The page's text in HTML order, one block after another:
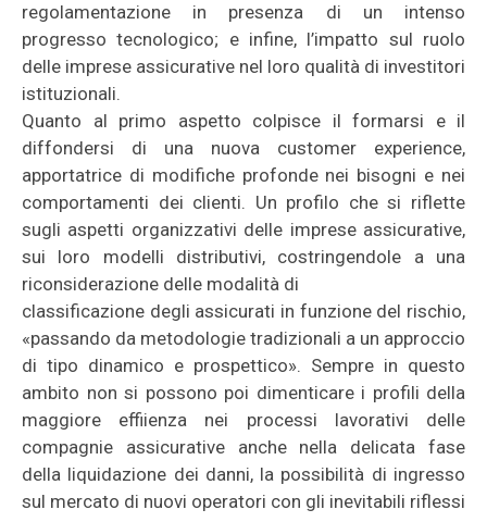
regolamentazione in presenza di un intenso
progresso tecnologico; e infine, l’impatto sul ruolo
delle imprese assicurative nel loro qualità di investitori
istituzionali.
Quanto al primo aspetto colpisce il formarsi e il
diffondersi di una nuova customer experience,
apportatrice di modifiche profonde nei bisogni e nei
comportamenti dei clienti. Un profilo che si riflette
sugli aspetti organizzativi delle imprese assicurative,
sui loro modelli distributivi, costringendole a una
riconsiderazione delle modalità di
classificazione degli assicurati in funzione del rischio,
«passando da metodologie tradizionali a un approccio
di tipo dinamico e prospettico». Sempre in questo
ambito non si possono poi dimenticare i profili della
maggiore effiienza nei processi lavorativi delle
compagnie assicurative anche nella delicata fase
della liquidazione dei danni, la possibilità di ingresso
sul mercato di nuovi operatori con gli inevitabili riflessi